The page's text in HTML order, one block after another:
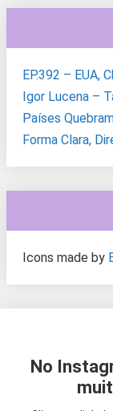
EP.392 – EUA,
Igor Lucena –
Países
Forma Clara,
Icons made by
No